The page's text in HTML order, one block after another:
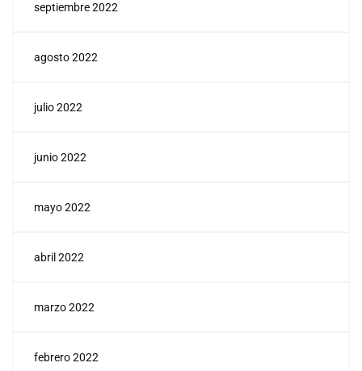
septiembre 2022
agosto 2022
julio 2022
junio 2022
mayo 2022
abril 2022
marzo 2022
febrero 2022